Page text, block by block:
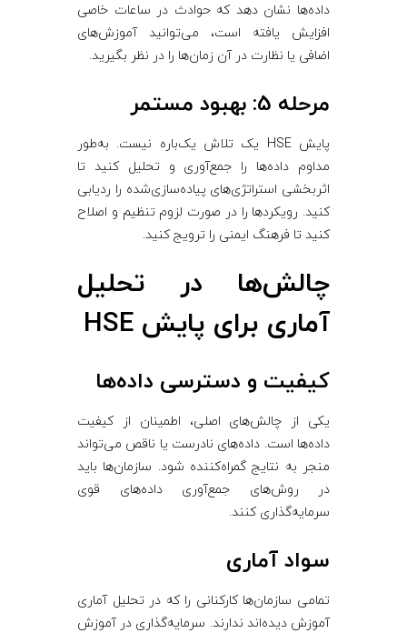
داده‌ها نشان دهد که حوادث در ساعات خاصی
افزایش یافته است، می‌توانید آموزش‌های
اضافی یا نظارت در آن زمان‌ها را در نظر بگیرید.
مرحله 5: بهبود مستمر
پایش HSE یک تلاش یک‌باره نیست. به‌طور
مداوم داده‌ها را جمع‌آوری و تحلیل کنید تا
اثربخشی استراتژی‌های پیاده‌سازی‌شده را ردیابی
کنید. رویکردها را در صورت لزوم تنظیم و اصلاح
کنید تا فرهنگ ایمنی را ترویج کنید.
چالش‌ها در تحلیل
آماری برای پایش HSE
کیفیت و دسترسی داده‌ها
یکی از چالش‌های اصلی، اطمینان از کیفیت
داده‌ها است. داده‌های نادرست یا ناقص می‌تواند
منجر به نتایج گمراه‌کننده شود. سازمان‌ها باید
در روش‌های جمع‌آوری داده‌های قوی
سرمایه‌گذاری کنند.
سواد آماری
تمامی سازمان‌ها کارکنانی را که در تحلیل آماری
آموزش دیده‌اند ندارند. سرمایه‌گذاری در آموزش